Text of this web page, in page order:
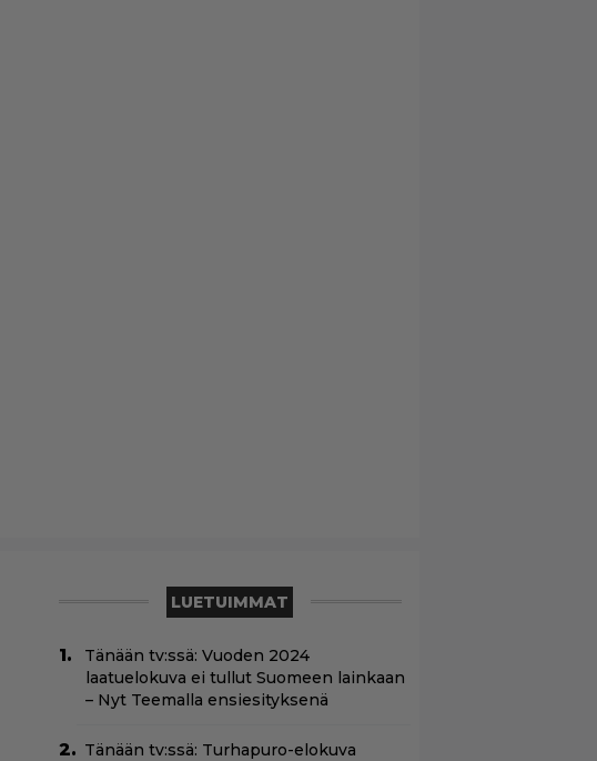
LUETUIMMAT
Tänään tv:ssä: Vuoden 2024
laatuelokuva ei tullut Suomeen lainkaan
– Nyt Teemalla ensiesityksenä
Tänään tv:ssä: Turhapuro-elokuva